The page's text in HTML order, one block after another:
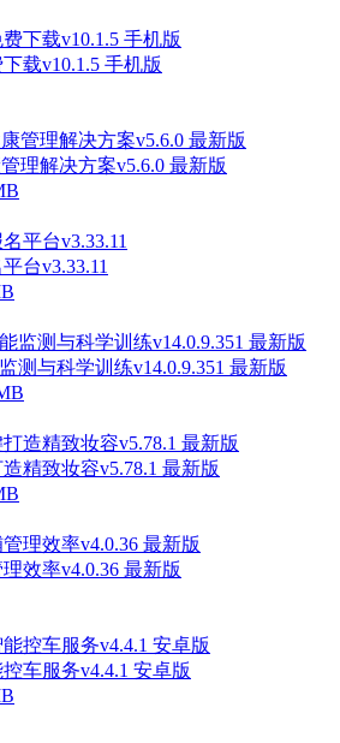
载v10.1.5 手机版
理解决方案v5.6.0 最新版
台v3.33.11
测与科学训练v14.0.9.351 最新版
精致妆容v5.78.1 最新版
效率v4.0.36 最新版
车服务v4.4.1 安卓版